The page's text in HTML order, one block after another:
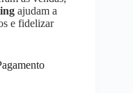
ajudam a
e fidelizar